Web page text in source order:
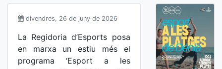
divendres, 26 de juny de 2026
La Regidoria d’Esports posa
en marxa un estiu més el
programa ‘Esport a les